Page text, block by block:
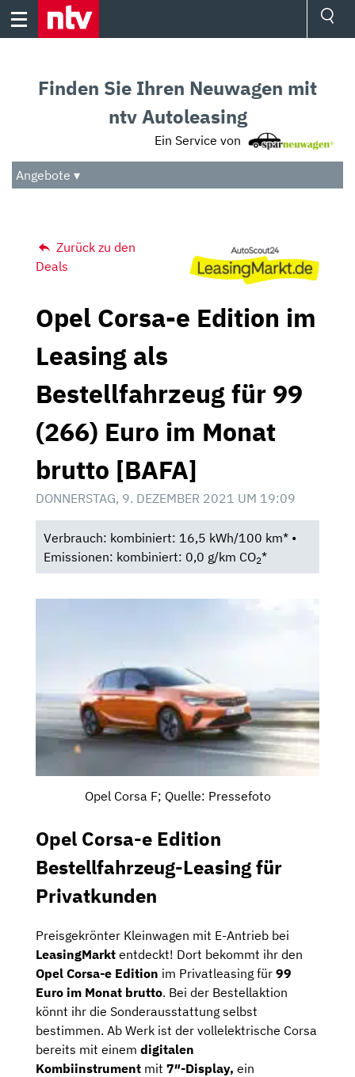
Skip
Audio
Das Beste
Finden Sie Ihren Neuwagen mit
ntv Autoleasing
Ein Service von
Angebote ▾
Zurück zu den
Deals
Opel Corsa-e Edition im
Leasing als
Bestellfahrzeug für 99
(266) Euro im Monat
brutto [BAFA]
DONNERSTAG, 9. DEZEMBER 2021 UM 19:09
Verbrauch: kombiniert: 16,5 kWh/100 km* •
Emissionen: kombiniert: 0,0 g/km CO2*
Opel Corsa F; Quelle: Pressefoto
Opel Corsa-e Edition
Bestellfahrzeug-Leasing für
Privatkunden
Preisgekrönter Kleinwagen mit E-Antrieb bei
LeasingMarkt entdeckt! Dort bekommt ihr den
Opel Corsa-e Edition im Privatleasing für 99
Euro im Monat brutto. Bei der Bestellaktion
könnt ihr die Sonderausstattung selbst
bestimmen. Ab Werk ist der vollelektrische Corsa
bereits mit einem digitalen
Kombiinstrument mit 7″-Display, ein